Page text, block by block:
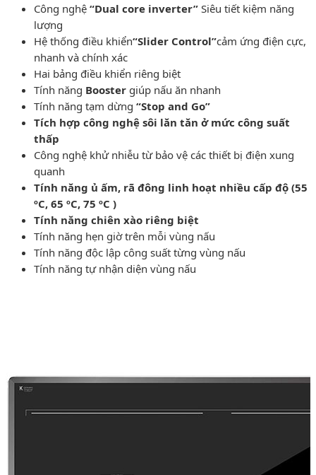
Công nghệ “Dual core inverter” Siêu tiết kiệm năng
lượng
Hệ thống điều khiển“Slider Control”cảm ứng điện cực,
nhanh và chính xác
Hai bảng điều khiển riêng biệt
Tính năng Booster giúp nấu ăn nhanh
Tính năng tạm dừng “Stop and Go”
Tích hợp công nghệ sôi lăn tăn ở mức công suất
thấp
Công nghệ khử nhiễu từ bảo vệ các thiết bị điện xung
quanh
Tính năng ủ ấm, rã đông linh hoạt nhiều cấp độ (55
ºC, 65 ºC, 75 ºC )
Tính năng chiên xào riêng biệt
Tính năng hẹn giờ trên mỗi vùng nấu
Tính năng độc lập công suất từng vùng nấu
Tính năng tự nhận diện vùng nấu